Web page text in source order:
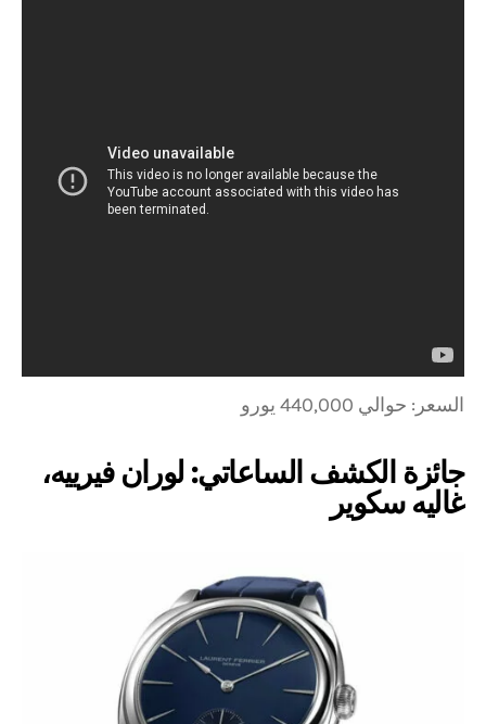
السعر: حوالي 440,000 يورو
جائزة الكشف الساعاتي: لوران فيرييه،
غاليه سكوير